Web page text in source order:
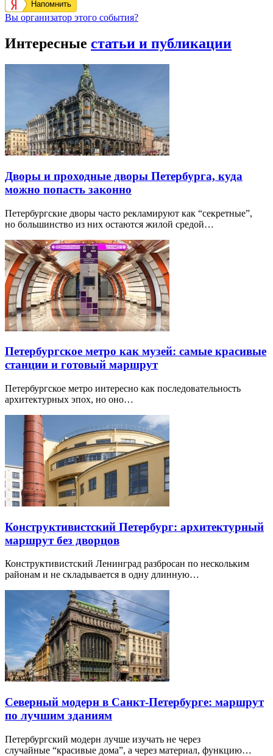
Напомнить
Вы организатор этого события?
Интересные статьи и публикации
Дворы и проходные дворы Петербурга, куда
можно попасть законно
Петербургские дворы часто рекламируют как “секретные”,
но большинство из них остаются жилой средой…
Петербургское метро как музей: самые красивые
станции и готовый маршрут
Петербургское метро интересно как последовательность
архитектурных эпох, но оно…
Конструктивистский Петербург: архитектурный
маршрут без дворцов
Конструктивистский Ленинград разбросан по нескольким
районам и не складывается в одну длинную…
Северный модерн в Санкт-Петербурге: маршрут
по лучшим зданиям
Петербургский модерн лучше изучать не через
случайные “красивые дома”, а через материал, функцию…